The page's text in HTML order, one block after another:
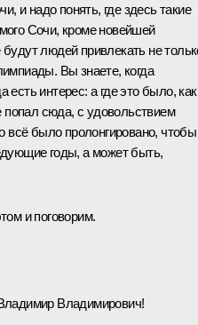
и надо понять, где здесь такие
Сочи, кроме новейшей
людей привлекать не
Вы знаете, когда
интерес: а где это было, как
попал сюда, с удовольствием
всё было пролонгировано, чтобы
годы, а может быть,
и поговорим.
Владимирович!